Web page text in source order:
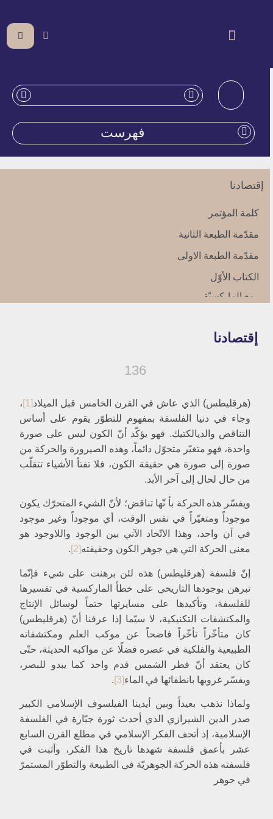
فهرست
إقتصادنا
كلمة المؤتمر
مقدّمة الطبعة الثانية
مقدّمة الطبعة الاولى‏
الكتاب الأوّل‏
مع الماركسيّة
نظريات العامل الواحد
في ضوء قوانين الديالكتيك
أ- ديالكتيكية الطريقة
ب- تزييف الديالكتيك التأريخي
ج- النتيجة تناقض الطريقة
في ضوء المادية التأريخية
3- النظرية بما هي عامّة
أوّلًا- ما هو نوع الدليل على المادية التأريخية؟
ب- الدليل السيكولوجي
ج- الدليل العلمي
ثانياً- هل يوجد مقياس أعلى؟
ثالثاً- هل استطاعت الماركسية استيعاب التأريخ؟
[دراسة نقديّة للمادّية التاريخيّة]
1- تطوّر القوى المنتجة والماركسية
2- الفكر والماركسية
أ- الدين
ب- الفلسفة
ج- العلم
4- العوامل الطبيعية والماركسيّة
5- الذوق الفنّي والماركسيّة
4- النظرية بتفاصيلها
[1- الشيوعيّة البدائيّة]
هل وجد المجتمع الشيوعي؟
كيف نفسّر الشيوعيّة البدائيّة؟
ما هو نقيض المجتمع الشيوعي؟
أ- لم يكن التحوّل ثوريّاً
ب- لم يسبق التحوّل الاجتماعي أيّ تجدّد في قوى الإنتاج
ج- الوضع الاقتصادي لم يتكامل
إقتصادنا
136
(هرقليطس) الذي عاش في القرن الخامس قبل الميلاد[1]
،
وجاء في دنيا الفلسفة بمفهوم للتطوّر يقوم على أساس
التناقض والديالكتيك. فهو يؤكّد أنّ الكون ليس على صورة
واحدة، فهو متغيّر متحوّل دائماً، وهذه الصيرورة والحركة من
صورة إلى صورة هي حقيقة الكون، فلا تفتأ الأشياء تتقلّب
من حال لحال إلى آخر الأبد.
ويفسّر هذه الحركة بأ نّها تناقض؛ لأنّ الشي‏ء المتحرّك يكون
موجوداً ومتغيّراً في نفس الوقت، أي موجوداً وغير موجود
في آن واحد، وهذا الاتّحاد الآني بين الوجود واللاوجود هو
معنى الحركة التي هي جوهر الكون وحقيقته‏[2]
.
إنّ فلسفة (هرقليطس) هذه لئن برهنت على شي‏ء فإنّما
تبرهن بوجودها التاريخي على خطأ الماركسية في تفسيرها
للفلسفة، وتأكيدها على مسايرتها حتماً لوسائل الإنتاج
والمكتشفات التكنيكية، لا سيّما إذا عرفنا أنّ (هرقليطس)
كان متأخّراً تأخّراً فاضحاً عن موكب العلم ومكتشفاته
الطبيعية والفلكية في عصره فضلًا عن مواكبه الحديثة، حتّى
كان يعتقد أنّ قطر الشمس قدم واحد كما يبدو للبصر،
ويفسّر غروبها بانطفائها في الماء[3]
.
ولماذا نذهب بعيداً وبين أيدينا الفيلسوف الإسلامي الكبير
صدر الدين الشيرازي الذي أحدث ثورة جبّارة في الفلسفة
الإسلامية، إذ أتحف الفكر الإسلامي في مطلع القرن السابع
عشر بأعمق فلسفة شهدها تاريخ هذا الفكر، وأثبت في
فلسفته هذه الحركة الجوهريّة في الطبيعة والتطوّر المستمرّ
في جوهر